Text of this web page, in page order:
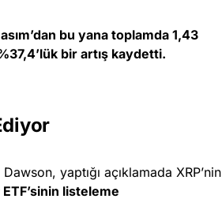
bu yana toplamda 1,43
bir artış kaydetti.
yaptığı açıklamada XRP’nin
ETF’sinin listeleme